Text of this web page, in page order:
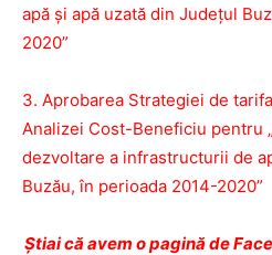
apă și apă uzată din Județul
2020”
3. Aprobarea Strategiei de
Analizei Cost-Beneficiu pentru
dezvoltare a infrastructurii de
Buzău, în perioada 2014-2020”
Ştiai că avem o pagină de